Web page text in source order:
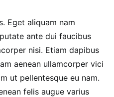
Eget aliquam nam
ante dui faucibus
nisi. Etiam dapibus
aenean ullamcorper vici
ut pellentesque eu nam.
felis augue varius